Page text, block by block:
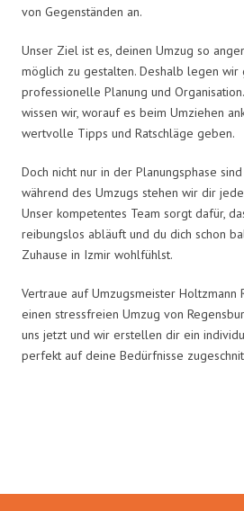
von Gegenständen an.
Unser Ziel ist es, deinen Umzug so
möglich zu gestalten. Deshalb legen
professionelle Planung und
wissen wir, worauf es beim Umziehen
wertvolle Tipps und Ratschläge geben.
Doch nicht nur in der Planungsphase
während des Umzugs stehen wir dir
Unser kompetentes Team sorgt dafür,
reibungslos abläuft und du dich schon
Zuhause in Izmir wohlfühlst.
Vertraue auf Umzugsmeister Holtzmann
einen stressfreien Umzug von
uns jetzt und wir erstellen dir ein
perfekt auf deine Bedürfnisse